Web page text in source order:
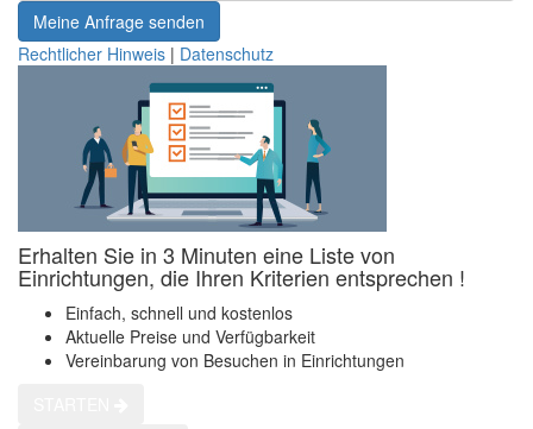
Meine Anfrage senden
Rechtlicher Hinweis | Datenschutz
Erhalten Sie in 3 Minuten eine Liste von
Einrichtungen, die Ihren Kriterien entsprechen !
Einfach, schnell und kostenlos
Aktuelle Preise und Verfügbarkeit
Vereinbarung von Besuchen in Einrichtungen